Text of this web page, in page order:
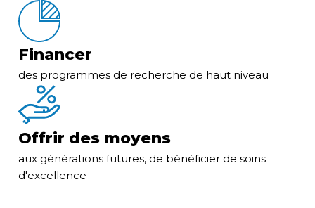
Financer
des programmes de recherche de haut niveau
Offrir des moyens
aux générations futures, de bénéficier de soins
d'excellence